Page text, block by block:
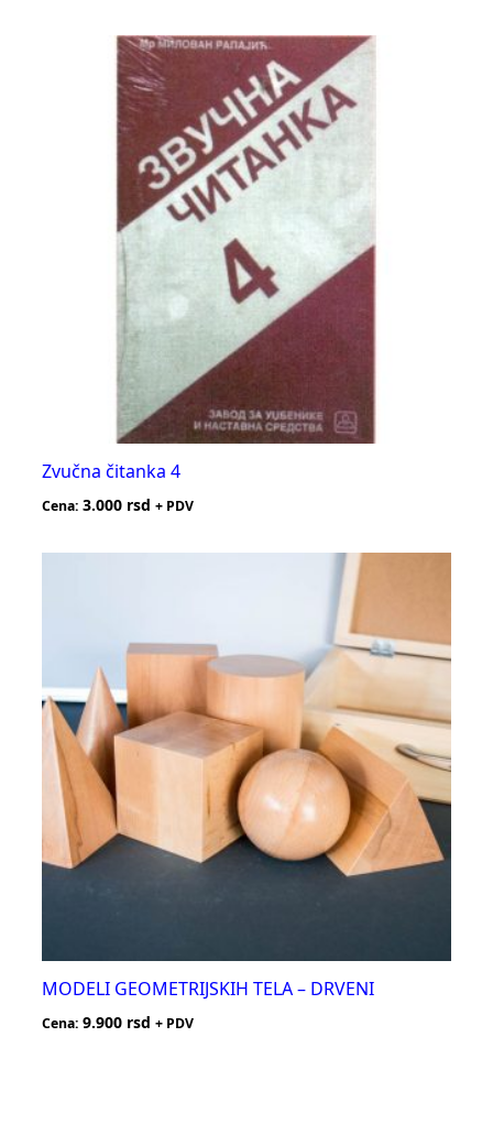
Zvučna čitanka 4
Cena: 3.000 rsd + PDV
MODELI GEOMETRIJSKIH TELA – DRVENI
Cena: 9.900 rsd + PDV